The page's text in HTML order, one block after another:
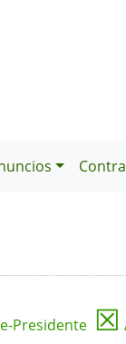
Presidente ☒